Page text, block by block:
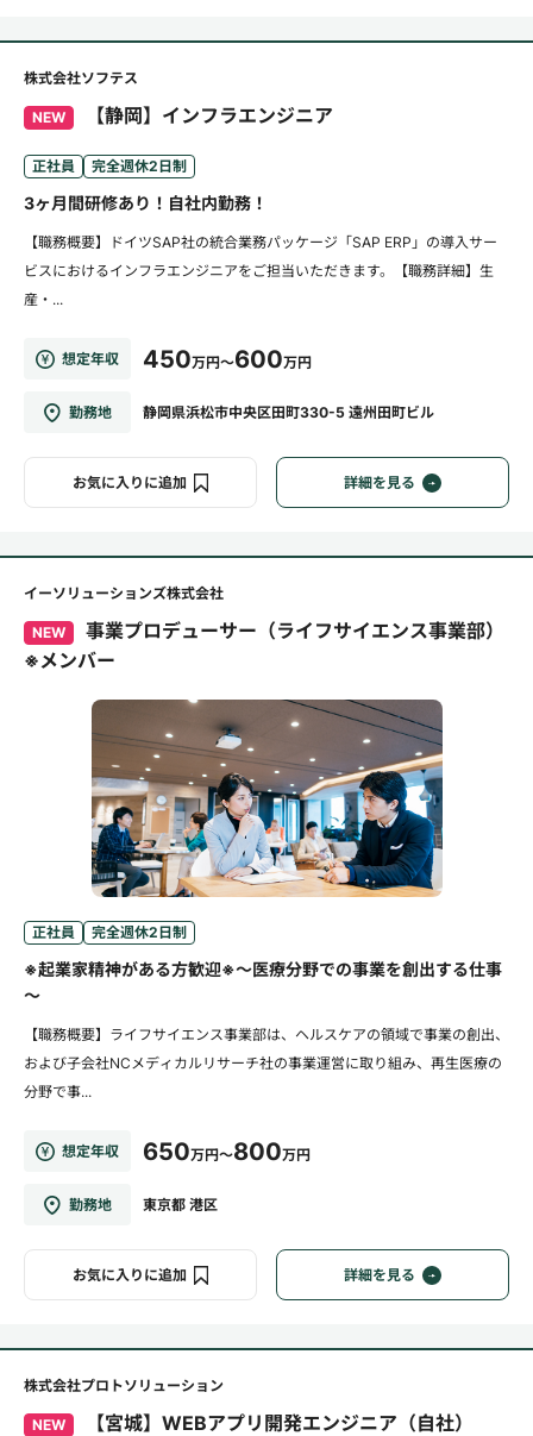
株式会社ソフテス
NEW 【静岡】インフラエンジニア
正社員 完全週休2日制
3ヶ月間研修あり！自社内勤務！
【職務概要】ドイツSAP社の統合業務パッケージ「SAP ERP」の導入サー
ビスにおけるインフラエンジニアをご担当いただきます。【職務詳細】生
産・...
想定年収 450万円～600万円
勤務地 静岡県浜松市中央区田町330-5 遠州田町ビル
お気に入りに追加 詳細を見る
イーソリューションズ株式会社
NEW
事業プロデューサー（ライフサイエンス事業部）
※メンバー
正社員 完全週休2日制
※起業家精神がある方歓迎※～医療分野での事業を創出する仕事
～
【職務概要】ライフサイエンス事業部は、ヘルスケアの領域で事業の創出、
および子会社NCメディカルリサーチ社の事業運営に取り組み、再生医療の
分野で事...
想定年収 650万円～800万円
勤務地 東京都 港区
お気に入りに追加 詳細を見る
株式会社プロトソリューション
NEW 【宮城】WEBアプリ開発エンジニア（自社）